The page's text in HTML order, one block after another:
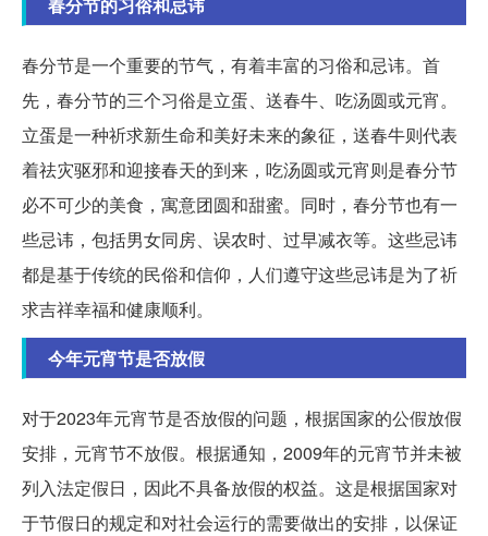
春分节是一个重要的节气，有着丰富的习俗和忌讳。首
先，春分节的三个习俗是立蛋、送春牛、吃汤圆或元宵。
立蛋是一种祈求新生命和美好未来的象征，送春牛则代表
着祛灾驱邪和迎接春天的到来，吃汤圆或元宵则是春分节
必不可少的美食，寓意团圆和甜蜜。同时，春分节也有一
些忌讳，包括男女同房、误农时、过早减衣等。这些忌讳
都是基于传统的民俗和信仰，人们遵守这些忌讳是为了祈
求吉祥幸福和健康顺利。
今年元宵节是否放假
对于2023年元宵节是否放假的问题，根据国家的公假放假
安排，元宵节不放假。根据通知，2009年的元宵节并未被
列入法定假日，因此不具备放假的权益。这是根据国家对
于节假日的规定和对社会运行的需要做出的安排，以保证